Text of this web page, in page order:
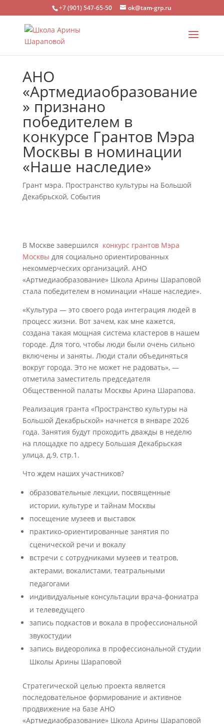
+7 (901) 547-65-50 ok@tam-grp.ru
АНО
«Артмедиаобразование
» признано
победителем в
конкурсе Грантов Мэра
Москвы в номинации
«Наше наследие»
Грант мэра. Пространство культуры на Большой
Декабрьской, События
В Москве завершился конкурс грантов Мэра
Москвы для социально ориентированных
некоммерческих организаций. АНО
«Артмедиаобразование» Школа Арины Шараповой
стала победителем в номинации «Наше наследие».
«Культура — это своего рода интеграция людей в
процесс жизни. Вот зачем, как мне кажется,
создана такая мощная система кластеров в нашем
городе. Для того, чтобы люди были очень сильно
включены и заняты. Люди стали объединяться
вокруг города. Это не может не радовать», —
отметила заместитель председателя
Общественной палаты Москвы Арина Шарапова.
Реализация гранта «Пространство культуры на
Большой Декабрьской» начнется в январе 2026
года. Занятия будут проходить дважды в неделю
на площадке по адресу Большая Декабрьская
улица, д.9, стр.1.
Что ждем наших участников?
образовательные лекции, посвященные
истории, культуре и тайнам Москвы
посещение музеев и выставок
практико-ориентированные занятия по
сценической речи и вокалу
встречи с сотрудниками музеев и театров,
актерами, вокалистами, театральными
педагогами
индивидуальные консультации врача-фониатра
и телеведущего
запись подкастов и вокала в профессиональной
звукостудии
запись видеоролика в профессиональной студии
Школы Арины Шараповой
Стратегической целью проекта является
последовательное формирование и активное
продвижение на базе АНО
«Артмедиаобразование» Школа Арины Шараповой